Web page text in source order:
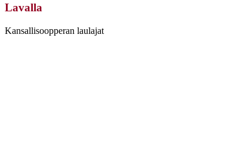
Lavalla
Kansallisoopperan laulajat